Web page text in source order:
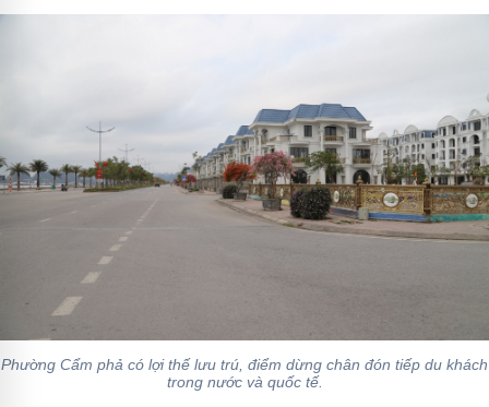
Phường Cẩm phả có lợi thế lưu trú, điểm dừng chân đón tiếp du khách
trong nước và quốc tế.